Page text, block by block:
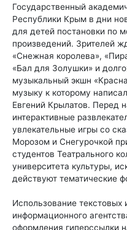
Государственный
Республики Крым в дни
для детей постановки по
произведений. Зрителей
«Снежная королева»,
«Бал для Золушки» и
музыкальный экшн
музыку к которому
Евгений Крылатов. Перед
интерактивные
увлекательные игры со
Морозом и Снегурочкой
студентов Театрального
университета культуры,
действуют тематические
Использование
информационного
оформления гиперссылки